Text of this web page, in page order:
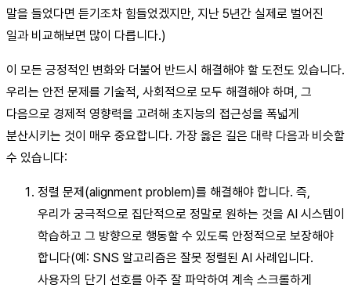
말을 들었다면 듣기조차 힘들었겠지만, 지난 5년간 실제로 벌어진
일과 비교해보면 많이 다릅니다.)
이 모든 긍정적인 변화와 더불어 반드시 해결해야 할 도전도 있습니다.
우리는 안전 문제를 기술적, 사회적으로 모두 해결해야 하며, 그
다음으로 경제적 영향력을 고려해 초지능의 접근성을 폭넓게
분산시키는 것이 매우 중요합니다. 가장 옳은 길은 대략 다음과 비슷할
수 있습니다:
정렬 문제(alignment problem)를 해결해야 합니다. 즉,
우리가 궁극적으로 집단적으로 정말로 원하는 것을 AI 시스템이
학습하고 그 방향으로 행동할 수 있도록 안정적으로 보장해야
합니다(예: SNS 알고리즘은 잘못 정렬된 AI 사례입니다.
사용자의 단기 선호를 아주 잘 파악하여 계속 스크롤하게